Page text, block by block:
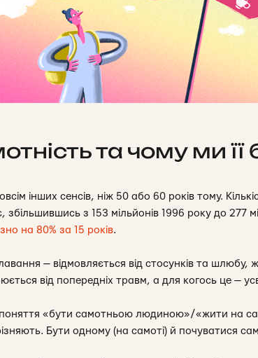
та чому ми її
інших сенсів, ніж 50 або 60 років тому.
збільшившись з 153 мільйонів 1996 року до 277
на 80% за 15 років.
— відмовляється від стосунків та шлюбу,
від попередніх травм, а для когось це —
«бути самотньою людиною»/«жити на
Бути одному (на самоті) й почуватися